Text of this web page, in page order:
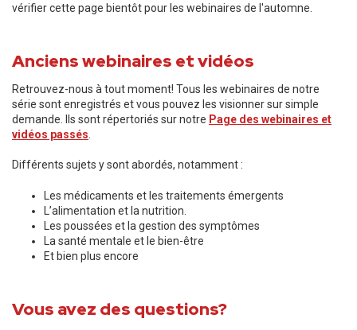
vérifier cette page bientôt pour les webinaires de l'automne.
Anciens webinaires et vidéos
Retrouvez-nous à tout moment! Tous les webinaires de notre
série sont enregistrés et vous pouvez les visionner sur simple
demande. Ils sont répertoriés sur notre Page des webinaires et
vidéos passés
Différents sujets y sont abordés, notamment :
Les médicaments et les traitements émergents
L’alimentation et la nutrition.
Les poussées et la gestion des symptômes
La santé mentale et le bien-être
Et bien plus encore
Vous avez des questions?